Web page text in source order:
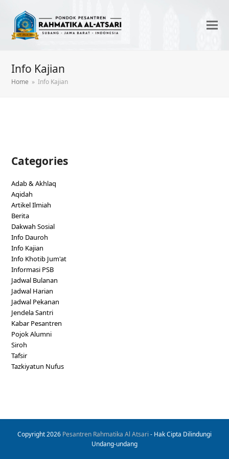
Info Kajian
Home » Info Kajian
Categories
Adab & Akhlaq
Aqidah
Artikel Ilmiah
Berita
Dakwah Sosial
Info Dauroh
Info Kajian
Info Khotib Jum'at
Informasi PSB
Jadwal Bulanan
Jadwal Harian
Jadwal Pekanan
Jendela Santri
Kabar Pesantren
Pojok Alumni
Siroh
Tafsir
Tazkiyatun Nufus
Copyright 2026 Pesantren Rahmatika Al Atsari - Hak Cipta Dilindungi
Undang-undang